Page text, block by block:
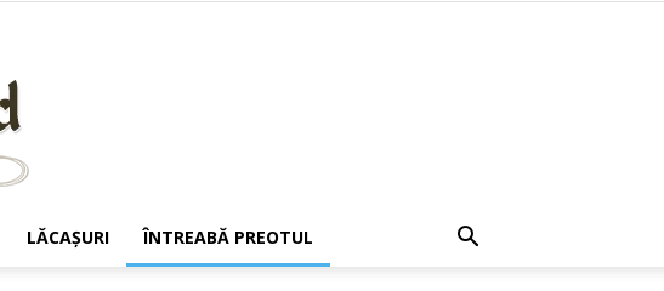
LĂCAŞURI ÎNTREABĂ PREOTUL